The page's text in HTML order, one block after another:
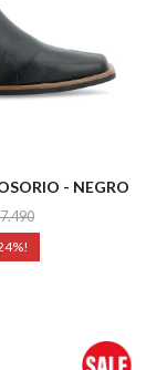
- NEGRO
7.490